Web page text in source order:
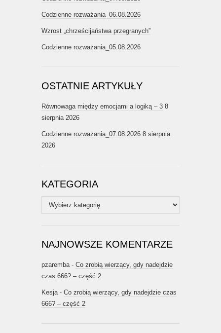
Codzienne rozważania_06.08.2026
Wzrost „chrześcijaństwa przegranych”
Codzienne rozważania_05.08.2026
OSTATNIE ARTYKUŁY
Równowaga między emocjami a logiką – 3 8
sierpnia 2026
Codzienne rozważania_07.08.2026 8 sierpnia
2026
KATEGORIA
Kategoria
NAJNOWSZE KOMENTARZE
pzaremba- Co zrobią wierzący, gdy nadejdzie
czas 666? – część 2
Kesja- Co zrobią wierzący, gdy nadejdzie czas
666? – część 2